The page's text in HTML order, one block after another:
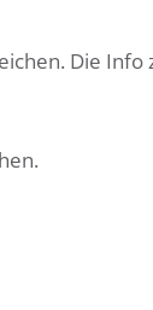
Die Info